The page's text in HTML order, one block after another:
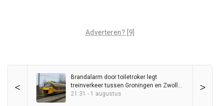
Adverteren? [9]
< >
Brandalarm door toiletroker legt
treinverkeer tussen Groningen en Zwolle
kort stil
21:31 - 1 augustus